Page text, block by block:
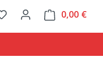
0,00 €